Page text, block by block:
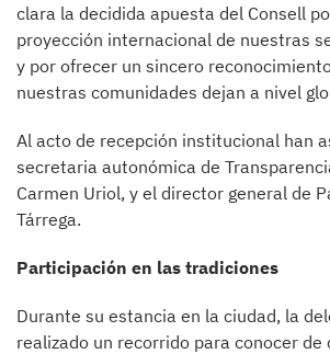
clara la decidida apuesta del Consell
proyección internacional de nuestras
y por ofrecer un sincero
nuestras comunidades dejan a nivel
Al acto de recepción institucional han
secretaria autonómica de
Carmen Uriol, y el director general de
Tárrega.
Participación en las tradiciones
Durante su estancia en la ciudad, la
realizado un recorrido para conocer de